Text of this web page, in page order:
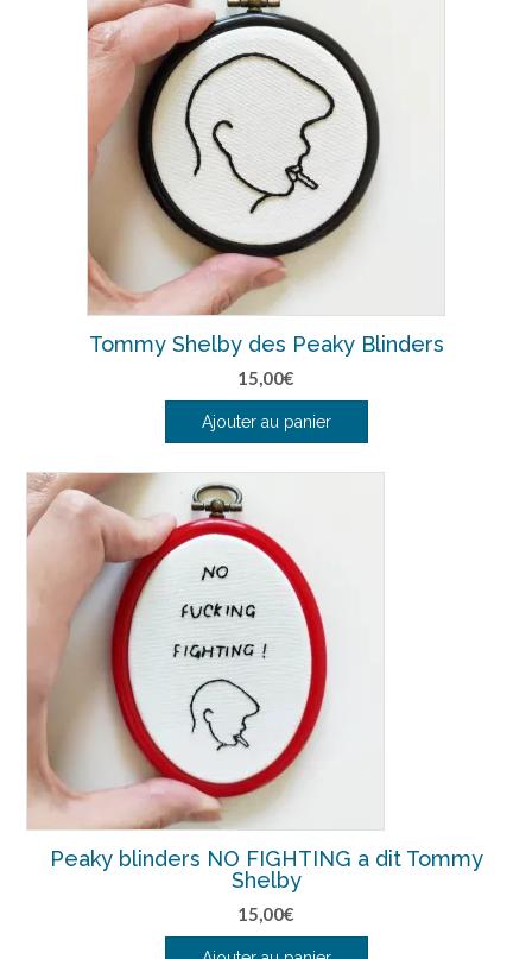
Tommy Shelby des Peaky Blinders
15,00€
Ajouter au panier
Peaky blinders NO FIGHTING a dit Tommy
Shelby
15,00€